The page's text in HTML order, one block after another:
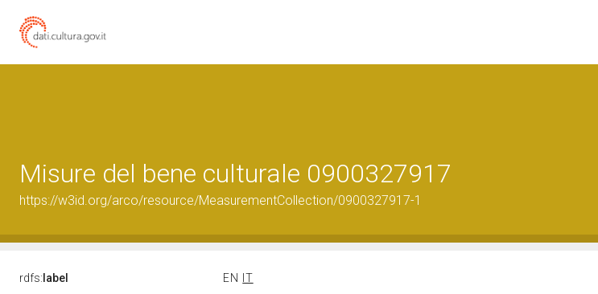
Misure del bene culturale 0900327917
https://w3id.org/arco/resource/MeasurementCollection/0900327917-1
rdfs: label EN
IT